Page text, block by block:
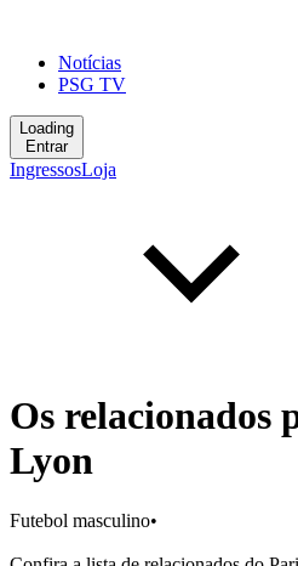
Notícias
PSG TV
Loading
Entrar
IngressosLoja
Os relacionados
Lyon
Futebol masculino•